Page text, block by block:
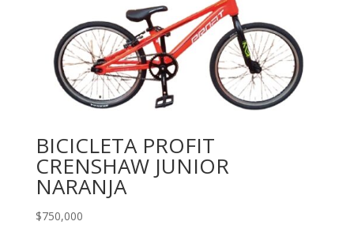
BICICLETA PROFIT
CRENSHAW JUNIOR
NARANJA
$750,000